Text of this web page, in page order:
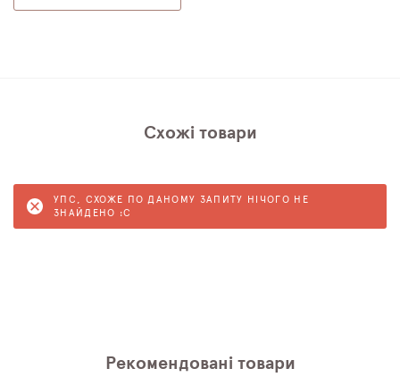
Схожі товари
УПС, СХОЖЕ ПО ДАНОМУ ЗАПИТУ НІЧОГО НЕ
ЗНАЙДЕНО :C
Рекомендовані товари